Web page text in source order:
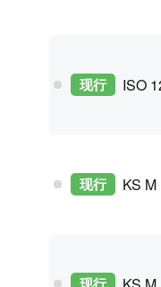
现行 ISO
现行
现行